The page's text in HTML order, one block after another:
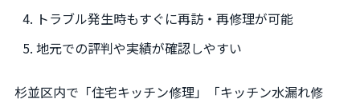
トラブル発生時もすぐに再訪・再修理が可能
地元での評判や実績が確認しやすい
杉並区内で「住宅キッチン修理」「キッチン水漏れ修